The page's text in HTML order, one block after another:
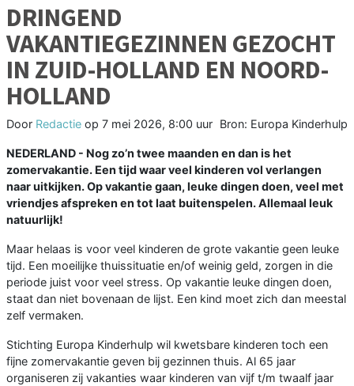
DRINGEND
VAKANTIEGEZINNEN GEZOCHT
IN ZUID-HOLLAND EN NOORD-
HOLLAND
Door Redactie op 7 mei 2026, 8:00 uur Bron: Europa Kinderhulp
NEDERLAND - Nog zo’n twee maanden en dan is het
zomervakantie. Een tijd waar veel kinderen vol verlangen
naar uitkijken. Op vakantie gaan, leuke dingen doen, veel met
vriendjes afspreken en tot laat buitenspelen. Allemaal leuk
natuurlijk!
Maar helaas is voor veel kinderen de grote vakantie geen leuke
tijd. Een moeilijke thuissituatie en/of weinig geld, zorgen in die
periode juist voor veel stress. Op vakantie leuke dingen doen,
staat dan niet bovenaan de lijst. Een kind moet zich dan meestal
zelf vermaken.
Stichting Europa Kinderhulp wil kwetsbare kinderen toch een
fijne zomervakantie geven bij gezinnen thuis. Al 65 jaar
organiseren zij vakanties waar kinderen van vijf t/m twaalf jaar